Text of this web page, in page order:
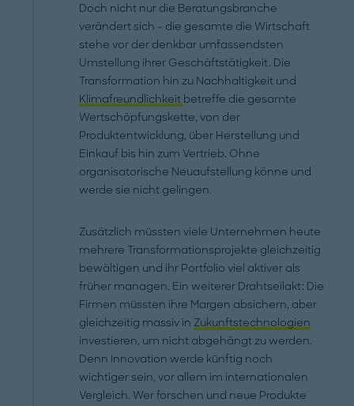
Doch nicht nur die Beratungsbranche
verändert sich – die gesamte die Wirtschaft
stehe vor der denkbar umfassendsten
Umstellung ihrer Geschäftstätigkeit. Die
Transformation hin zu Nachhaltigkeit und
Klimafreundlichkeit betreffe die gesamte
Wertschöpfungskette, von der
Produktentwicklung, über Herstellung und
Einkauf bis hin zum Vertrieb. Ohne
organisatorische Neuaufstellung könne und
werde sie nicht gelingen.
Zusätzlich müssten viele Unternehmen heute
mehrere Transformationsprojekte gleichzeitig
bewältigen und ihr Portfolio viel aktiver als
früher managen. Ein weiterer Drahtseilakt: Die
Firmen müssten ihre Margen absichern, aber
gleichzeitig massiv in Zukunftstechnologien
investieren, um nicht abgehängt zu werden.
Denn Innovation werde künftig noch
wichtiger sein, vor allem im internationalen
Vergleich. Wer forschen und neue Produkte